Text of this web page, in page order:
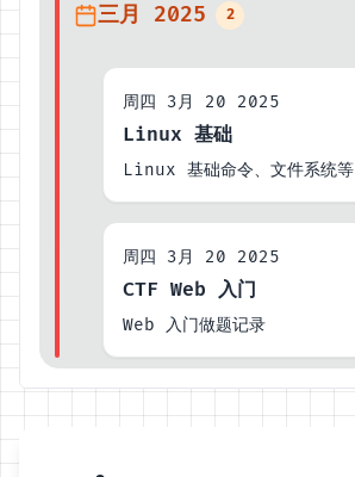
三月 2025 2
周四 3月 20 2025
Linux 基础
Linux 基础命令、文件系统等
周四 3月 20 2025
CTF Web 入门
Web 入门做题记录